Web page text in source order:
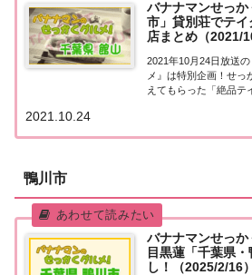
バナナマンせっ
市」貸別荘でテ
店まとめ（2021/
2021年10月24日放送
メ』は特別企画！せっ
えてもらった「絶品テ
をまとめました！せ
2021.10.24
鴨川市
バナナマンせっ
目黒蓮「千葉県
し！（2025/2/16）